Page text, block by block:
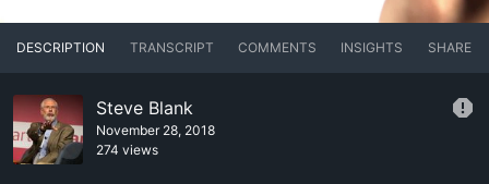
DESCRIPTION TRANSCRIPT COMMENTS INSIGHTS SHARE
Steve Blank
November 28, 2018
274 views